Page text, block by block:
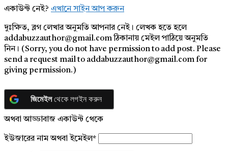
একাউন্ট নেই? এখানে সাইন আপ করুন
দুঃক্ষিত, ব্লগ লেখার অনুমতি আপনার নেই। লেখক হতে হলে
addabuzzauthor@gmail.com ঠিকানায় মেইল পাঠিয়ে অনুমতি
নিন। (Sorry, you do not have permission to add post. Please
send a request mail to addabuzzauthor@gmail.com for
giving permission.)
জিমেইলথেকে লগইন করুন
অথবা আড্ডাবাজ একাউন্ট থেকে
ইউজারের নাম অথবা ইমেইল*